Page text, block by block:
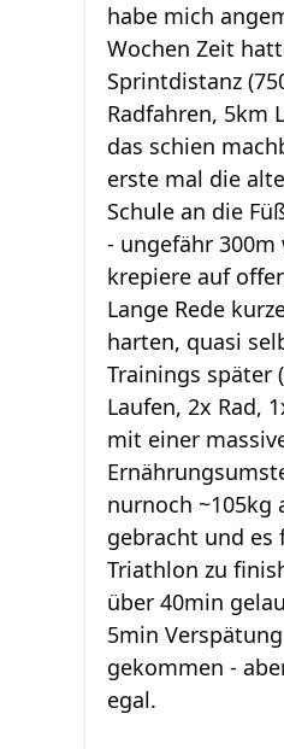
habe mich
Wochen Zeit
Sprintdistanz
Radfahren, 5km
das schien
erste mal die
Schule an die
- ungefähr
krepiere auf
Lange Rede
harten, quasi
Trainings später
Laufen, 2x Rad,
mit einer
nurnoch ~105kg
gebracht und es
Triathlon zu
über 40min
5min
gekommen -
egal.